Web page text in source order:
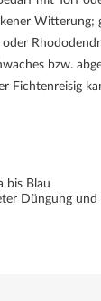
Witterung;
bzw.
Fichtenreisig
bis Blau
Düngung